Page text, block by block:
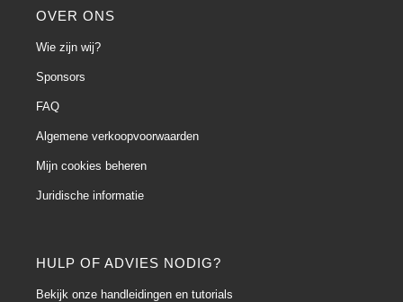
HULP OF ADVIES NODIG?
Bekijk onze handleidingen en tutorials
OVER ONS
Wie zijn wij?
Sponsors
FAQ
Algemene verkoopvoorwaarden
Mijn cookies beheren
Juridische informatie